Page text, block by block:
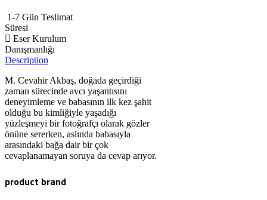
1-7 Gün Teslimat
Süresi
Eser Kurulum
Danışmanlığı
Description
M. Cevahir Akbaş, doğada geçirdiği
zaman sürecinde avcı yaşantısını
deneyimleme ve babasının ilk kez şahit
olduğu bu kimliğiyle yaşadığı
yüzleşmeyi bir fotoğrafçı olarak gözler
önüne sererken, aslında babasıyla
arasındaki bağa dair bir çok
cevaplanamayan soruya da cevap arıyor.
product brand